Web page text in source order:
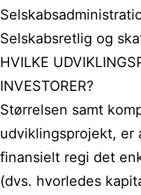
Selskabsretlig og
HVILKE
INVESTORER?
Størrelsen samt
udviklingsprojekt, er
finansielt regi det
(dvs. hvorledes